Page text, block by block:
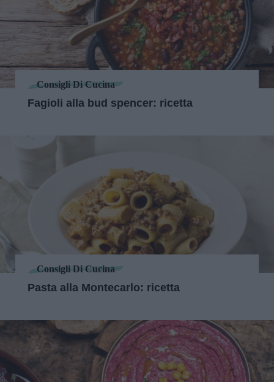
Consigli Di Cucina
Fagioli alla bud spencer: ricetta
Consigli Di Cucina
Pasta alla Montecarlo: ricetta